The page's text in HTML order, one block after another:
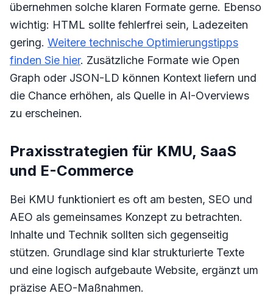
übernehmen solche klaren Formate gerne. Ebenso
wichtig: HTML sollte fehlerfrei sein, Ladezeiten
gering. Weitere technische Optimierungstipps
finden Sie hier. Zusätzliche Formate wie Open
Graph oder JSON-LD können Kontext liefern und
die Chance erhöhen, als Quelle in AI-Overviews
zu erscheinen.
Praxisstrategien für KMU, SaaS
und E-Commerce
Bei KMU funktioniert es oft am besten, SEO und
AEO als gemeinsames Konzept zu betrachten.
Inhalte und Technik sollten sich gegenseitig
stützen. Grundlage sind klar strukturierte Texte
und eine logisch aufgebaute Website, ergänzt um
präzise AEO-Maßnahmen.